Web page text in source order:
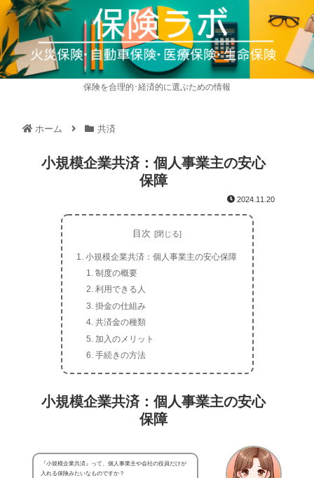
保険を合理的･経済的に選ぶための情報
ホーム 共済
小規模企業共済：個人事業主の安心
保障
2024.11.20
目次
小規模企業共済：個人事業主の安心保障
制度の概要
利用できる人
掛金の仕組み
共済金の種類
加入のメリット
手続きの方法
小規模企業共済：個人事業主の安心
保障
『小規模企業共済』って、個人事業主や会社の役員だけが
入れる保険みたいなものですか？